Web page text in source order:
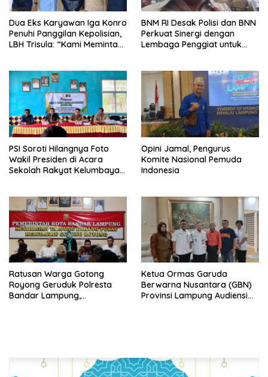
Dua Eks Karyawan Iga Konro
Penuhi Panggilan Kepolisian,
LBH Trisula: “Kami Meminta
BNM RI Desak Polisi dan BNN
Perkuat Sinergi dengan
Lembaga Penggiat untuk
PSI Soroti Hilangnya Foto
Wakil Presiden di Acara
Sekolah Rakyat Kelumbayan,
Opini Jamal, Pengurus
Komite Nasional Pemuda
Indonesia
Ratusan Warga Gotong
Royong Geruduk Polresta
Bandar Lampung,
Ketua Ormas Garuda
Berwarna Nusantara (GBN)
Provinsi Lampung Audiensi